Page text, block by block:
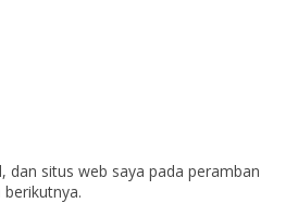
dan situs web saya pada peramban